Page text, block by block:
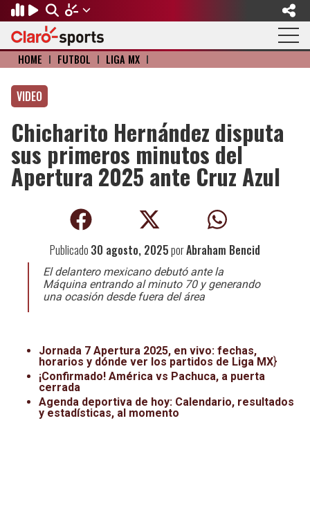
Regresar
FÚTBOL
Fútbol Internacional
Mundial de Clubes
Concachampions
Fútbol de Estufa
Fútbol Femenil
Liga de Expansión MX
Liga MX
Selección Mexicana
Regresar
MOTOR
Formula 1
NASCAR
Regresar
BÉISBOL
Mexicano
MLB
Regresar
OLÍMPICOS
Olympic Channel
Paris 2024
Gangwon 2024
Juegos Paralímpicos
Regresar
OTROS DEPORTES
Básquetbol
Fútbol Americano
Ciclismo
Lucha Libre
Juegos Panamericanos
Regresar
ACTUALIDAD
Música
Cine y TV
Tendencias
HOME I FÚTBOL I LIGA MX I
VIDEO
Chicharito Hernández disputa
sus primeros minutos del
Apertura 2025 ante Cruz Azul
Publicado 30 agosto, 2025porAbraham Bencid
El delantero mexicano debutó ante la
Máquina entrando al minuto 70 y generando
una ocasión desde fuera del área
Jornada 7 Apertura 2025, en vivo: fechas,
horarios y dónde ver los partidos de Liga MX}
¡Confirmado! América vs Pachuca, a puerta
cerrada
Agenda deportiva de hoy: Calendario, resultados
y estadísticas, al momento